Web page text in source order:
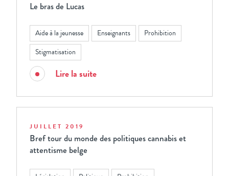
Le bras de Lucas
Aide à la jeunesse Enseignants
Prohibition
Stigmatisation
Lire la suite
JUILLET 2019
Bref tour du monde des politiques cannabis et
attentisme belge